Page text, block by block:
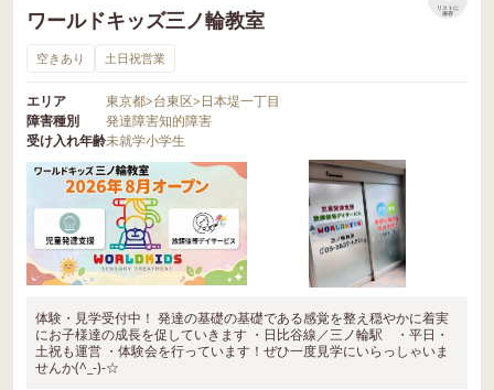
ワールドキッズ三ノ輪教室
リストに
保存
空きあり 土日祝営業
エリア 東京都>台東区>日本堤一丁目
障害種別
発達障害知的障害
受け入れ年齢未就学小学生
体験・見学受付中！ 発達の基礎の基礎である感覚を整え穏やかに着実
にお子様達の成長を促していきます ・日比谷線／三ノ輪駅 ・平日・
土祝も運営 ・体験会を行っています！ぜひ一度見学にいらっしゃいま
せんか(^_-)-☆